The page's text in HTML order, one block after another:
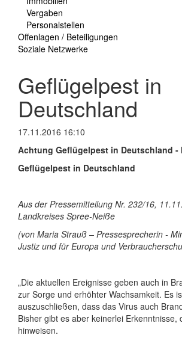
Vergaben
Personalstellen
Offenlagen / Beteiligungen
Soziale Netzwerke
Geflügelpest in
Deutschland
17.11.2016 16:10
Achtung Geflügelpest in Deutschland -
Geflügelpest in Deutschland
Aus der Pressemitteilung Nr. 232/16,
Landkreises Spree-Neiße
(von Maria Strauß – Pressesprecherin -
Justiz und für Europa und
„Die aktuellen Ereignisse geben auch in
zur Sorge und erhöhter Wachsamkeit. Es
auszuschließen, dass das Virus auch
Bisher gibt es aber keinerlei Erkenntnisse,
hinweisen.